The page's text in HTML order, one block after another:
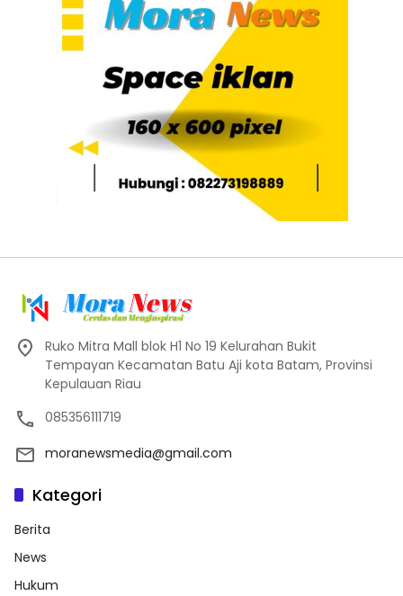
Ruko Mitra Mall blok H1 No 19 Kelurahan Bukit
Tempayan Kecamatan Batu Aji kota Batam, Provinsi
Kepulauan Riau
085356111719
moranewsmedia@gmail.com
Kategori
Berita
News
Hukum